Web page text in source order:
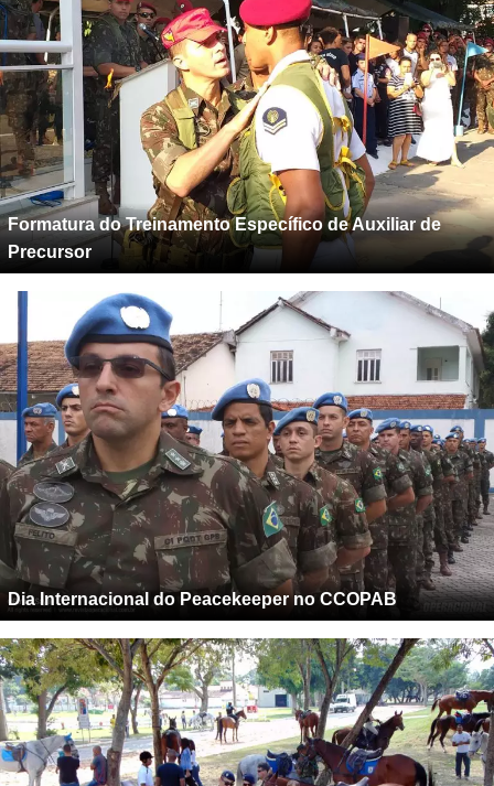
Formatura do Treinamento Específico de Auxiliar de
Precursor
Dia Internacional do Peacekeeper no CCOPAB